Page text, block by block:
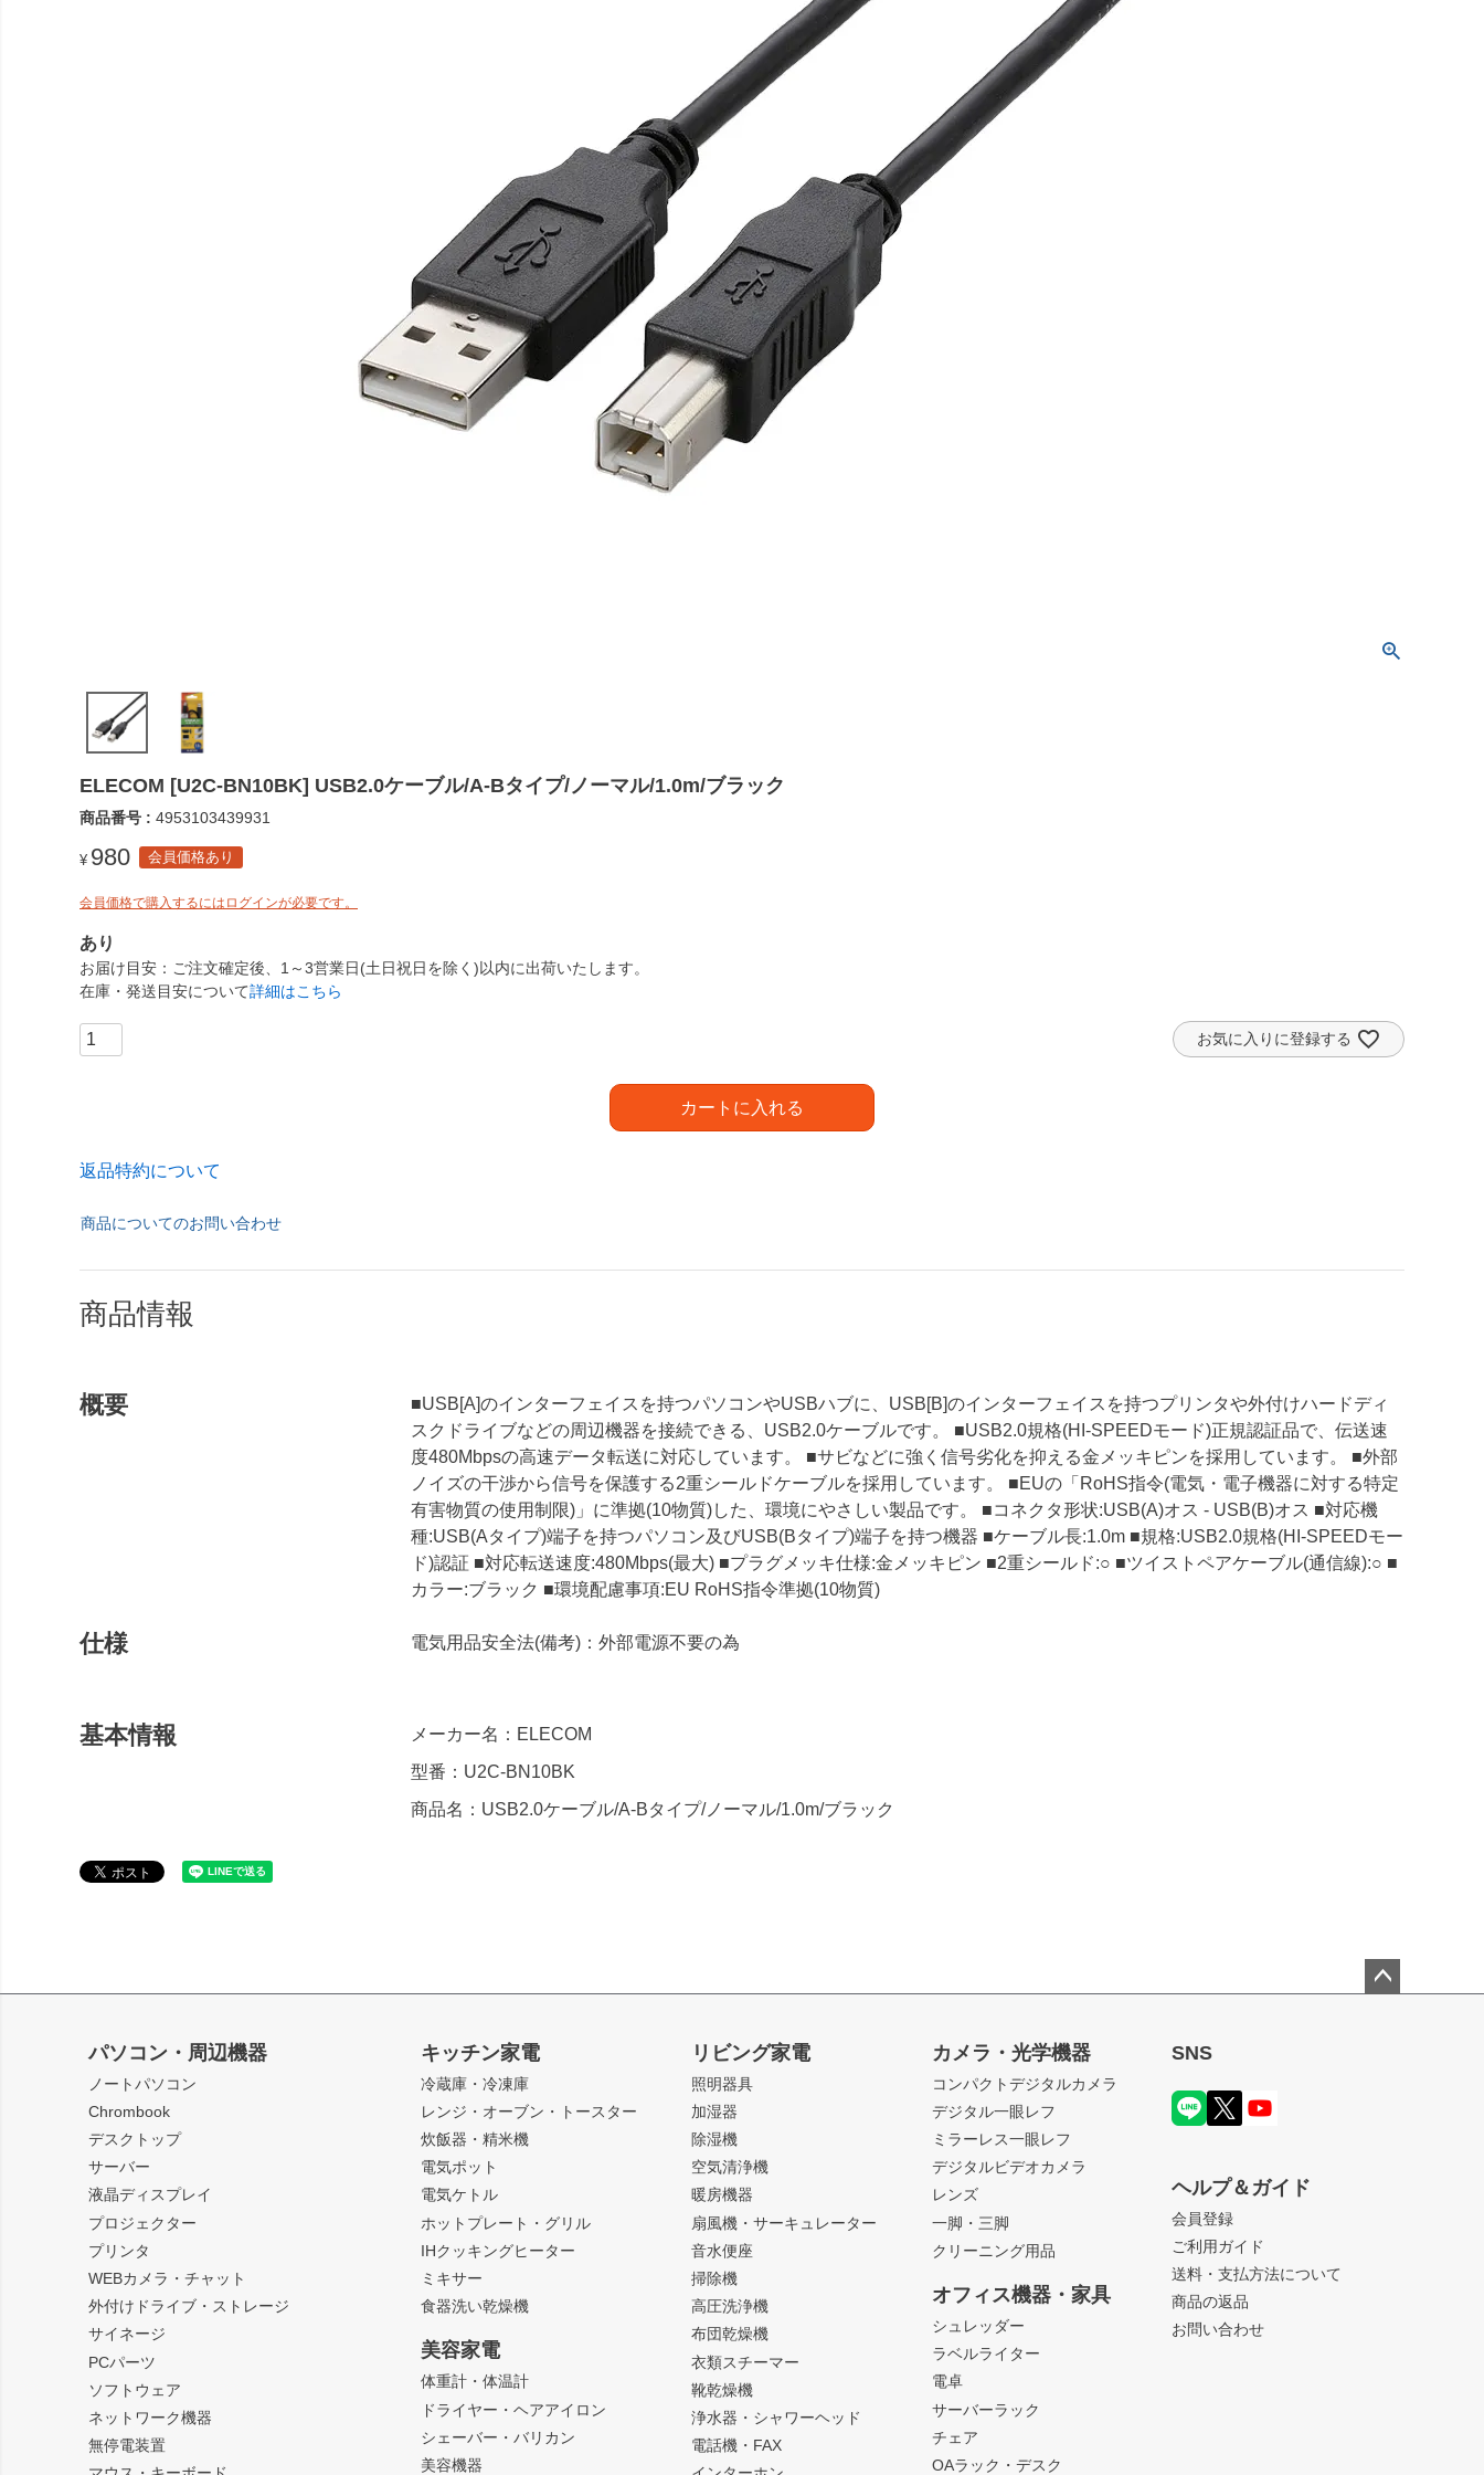
ELECOM [U2C-BN10BK] USB2.0ケーブル/A-Bタイプ/ノーマル/1.0m/ブラック
商品番号 4953103439931
¥ 980 会員価格あり
会員価格で購入するにはログインが必要です。
あり
お届け目安
ご注文確定後、1～3営業日(土日祝日を除く)以内に出荷いたします。
在庫・発送目安について詳細はこちら
お気に入りに登録する
カートに入れる
返品特約について
商品についてのお問い合わせ
商品情報
概要
■USB[A]のインターフェイスを持つパソコンやUSBハブに、USB[B]のインターフェイスを持つプリンタや外付けハードディ
スクドライブなどの周辺機器を接続できる、USB2.0ケーブルです。 ■USB2.0規格(HI-SPEEDモード)正規認証品で、伝送速
度480Mbpsの高速データ転送に対応しています。 ■サビなどに強く信号劣化を抑える金メッキピンを採用しています。 ■外部
ノイズの干渉から信号を保護する2重シールドケーブルを採用しています。 ■EUの「RoHS指令(電気・電子機器に対する特定
有害物質の使用制限)」に準拠(10物質)した、環境にやさしい製品です。 ■コネクタ形状:USB(A)オス - USB(B)オス ■対応機
種:USB(Aタイプ)端子を持つパソコン及びUSB(Bタイプ)端子を持つ機器 ■ケーブル長:1.0m ■規格:USB2.0規格(HI-SPEEDモー
ド)認証 ■対応転送速度:480Mbps(最大) ■プラグメッキ仕様:金メッキピン ■2重シールド:○ ■ツイストペアケーブル(通信線):○ ■
カラー:ブラック ■環境配慮事項:EU RoHS指令準拠(10物質)
仕様 電気用品安全法(備考)：外部電源不要の為
基本情報
メーカー名：ELECOM
型番：U2C-BN10BK
商品名：USB2.0ケーブル/A-Bタイプ/ノーマル/1.0m/ブラック
パソコン・周辺機器
ノートパソコン
Chrombook
デスクトップ
サーバー
液晶ディスプレイ
プロジェクター
プリンタ
WEBカメラ・チャット
外付けドライブ・ストレージ
サイネージ
PCパーツ
ソフトウェア
ネットワーク機器
無停電装置
キッチン家電
冷蔵庫・冷凍庫
レンジ・オーブン・トースター
炊飯器・精米機
電気ポット
電気ケトル
ホットプレート・グリル
IHクッキングヒーター
ミキサー
食器洗い乾燥機
美容家電
体重計・体温計
ドライヤー・ヘアアイロン
シェーバー・バリカン
美容機器
リビング家電
照明器具
加湿器
除湿機
空気清浄機
暖房機器
扇風機・サーキュレーター
音水便座
掃除機
高圧洗浄機
布団乾燥機
衣類スチーマー
靴乾燥機
浄水器・シャワーヘッド
電話機・FAX
カメラ・光学機器
コンパクトデジタルカメラ
デジタル一眼レフ
ミラーレス一眼レフ
デジタルビデオカメラ
レンズ
一脚・三脚
クリーニング用品
オフィス機器・家具
シュレッダー
ラベルライター
電卓
サーバーラック
チェア
OAラック・デスク
SNS
ヘルプ＆ガイド
会員登録
ご利用ガイド
送料・支払方法について
商品の返品
お問い合わせ